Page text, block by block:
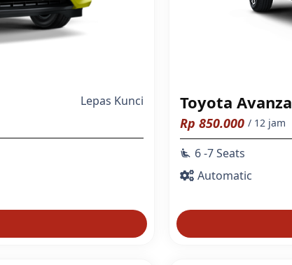
Lepas Kunci Toyota Avanza
Rp 850.000 / 12 jam
airline_seat_recline_extra 6 -7 Seats
Automatic